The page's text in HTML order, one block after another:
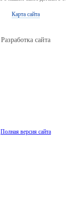
Карта сайта
Разработка сайта
Полная версия сайта